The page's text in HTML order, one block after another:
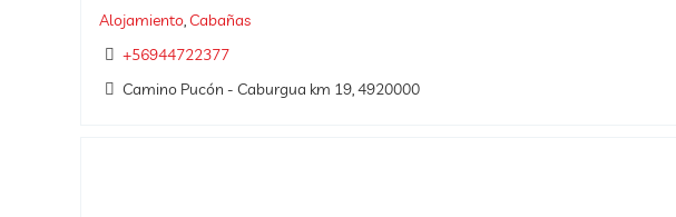
Alojamiento,Cabañas
+56944722377
Camino Pucón - Caburgua km 19, 4920000